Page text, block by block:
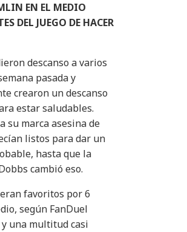
EN EL MEDIO
DEL JUEGO DE HACER
descanso a varios
pasada y
crearon un descanso
estar saludables.
su marca asesina de
listos para dar un
hasta que la
cambió eso.
favoritos por 6
según FanDuel
una multitud casi